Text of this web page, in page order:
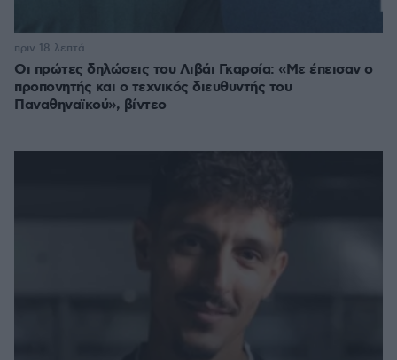
Οι πρώτες δηλώσεις του Λιβάι Γκαρσία: «Με έπεισαν ο
προπονητής και ο τεχνικός διευθυντής του
Παναθηναϊκού», βίντεο
πριν 18 λεπτά